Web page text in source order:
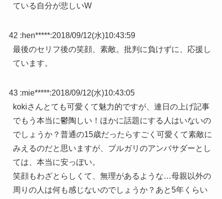
ている自分が悲しいW
42 :hen*****:2018/09/12(水)10:43:59
最後のセリフ後の笑顔、素敵。批判に負けずに、応援し
ています。
43 :mie*****:2018/09/12(水)10:43:05
kokiさんとても可愛くて魅力的ですが、連日の上げ記事
でもう本当に鬱陶しい！ほかに話題にする人はいないの
でしょうか？普通の15歳だったらすごく可愛くて素敵に
みえるのだと思いますが、ブルガリのアンバサダーとし
ては、本当に安っぽい。
笑顔もわざとらしくて、無理があるような…母親以外の
周りの人は何も感じないのでしょうか？あと5年くらい